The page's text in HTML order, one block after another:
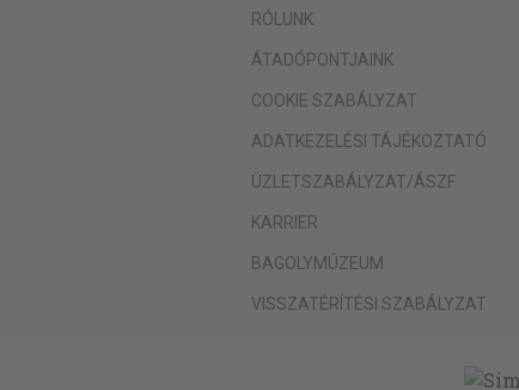
RÓLUNK
ÁTADÓPONTJAINK
COOKIE SZABÁLYZAT
ADATKEZELÉSI TÁJÉKOZTATÓ
ÜZLETSZABÁLYZAT/ÁSZF
KARRIER
BAGOLYMÚZEUM
VISSZATÉRÍTÉSI SZABÁLYZAT